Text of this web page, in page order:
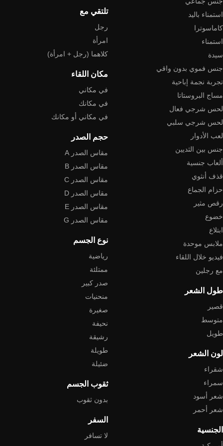
استمناء باليد
كاماسوترا
استمناء
سيدة
جنس فموي بدون واقي
تجربة نجمة إباحية
مساج البروستاتا
لحس شرجي فعال
لحس شرجي سلبي
لعب الأدوار
جنس بين الثديين
ألعاب جنسية
قذف أنثوي
حزام الجماع
رقص مثير
خضوع
ابتلاع
ملابس موحدة
فيديو خلال اللقاء
مع رجلين
طول الشعر
قصير
متوسط
طويل
لون الشعر
شقراء
سمراء
شعر أسود
شعر أحمر
الجنسية
تلتقي مع
رجل
امرأة
كلاهما (رجل + امرأة)
مكان اللقاء
في مكاني
في مكانك
في مكاني أو مكانك
حجم الصدر
مقاس الصدر A
مقاس الصدر B
مقاس الصدر C
مقاس الصدر D
مقاس الصدر E
مقاس الصدر G
نوع الجسم
رياضية
ممتلئة
صدر كبير
منحنيات
صغيرة
نحيفة
رشيقة
طويلة
ضئيلة
ثقوب الجسم
بدون ثقوب
السفر
لا تسافر